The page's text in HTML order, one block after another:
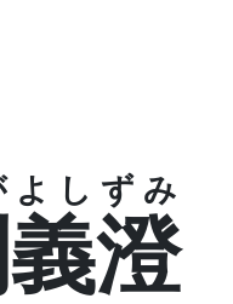
澄
よしずみ